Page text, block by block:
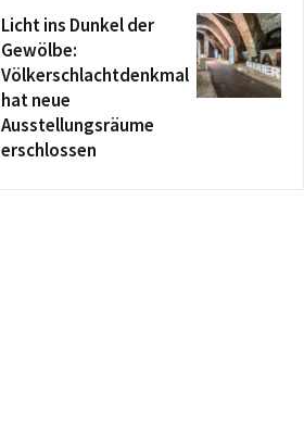
Licht ins Dunkel der
Gewölbe:
Völkerschlachtdenkmal
hat neue
Ausstellungsräume
erschlossen